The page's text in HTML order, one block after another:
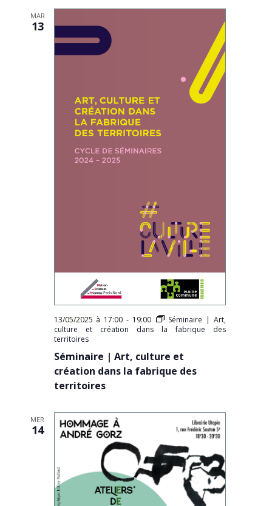
MAR
13
13/05/2025 à 17:00 - 19:00
Séminaire | Art,
culture et création dans la fabrique des
territoires
Séminaire | Art, culture et
création dans la fabrique des
territoires
MER
14